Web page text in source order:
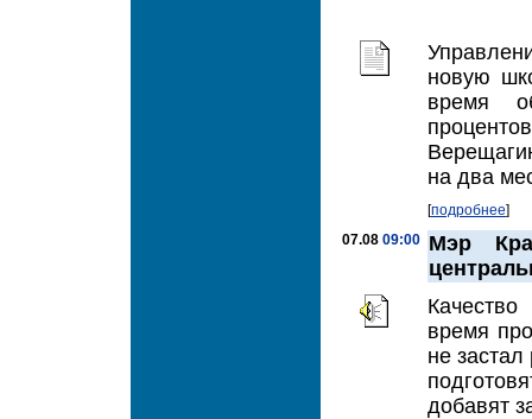
новую
время
на два
[подробнее]
07.08 09:00 Мэр
время
не
добавят